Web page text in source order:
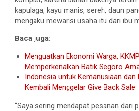
kapulaga, kayu manis, sereh, daun
mengaku mewarisi usaha itu dari ibu
Baca juga:
Menguatkan Ekonomi Warga,
Memperkenalkan Batik Segoro
Indonesia untuk Kemanusiaan dan
Kembali Menggelar Give Back Sale
“Saya sering mendapat pesanan dari